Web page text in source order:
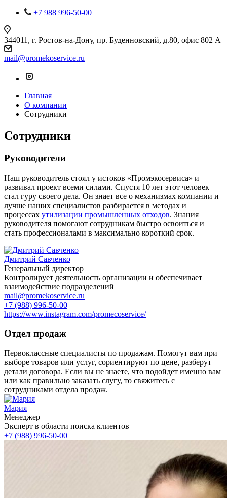
+7 988 996-50-00
344011, г. Ростов-на-Дону, пр. Буденновский, д.80, офис 802 А
mail@promekoservice.ru
Главная
О компании
Сотрудники
Сотрудники
Руководители
Наш руководитель стоял у истоков «Промэкосервиса» и
развивал проект всеми силами. Спустя 10 лет этот человек
стал гуру своего дела. Он знает все о механизмах компании и
лучше наших специалистов разбирается в методах и
процессах утилизации промышленных отходов. Знания
руководителя помогают сотрудникам быстро освоиться и
стать профессионалами в максимально короткий срок.
Дмитрий Савченко
Генеральный директор
Контролирует деятельность организации и обеспечивает
взаимодействие подразделений
mail@promekoservice.ru
+7 (988) 996-50-00
https://www.instagram.com/promecoservice/
Отдел продаж
Первоклассные специалисты по продажам. Помогут вам при
выборе товаров или услуг, сориентируют по цене, разберут
детали договора. Если вы не знаете, что подойдет именно вам
или как правильно заказать слугу, то свяжитесь с
сотрудниками отдела продаж.
Мария
Менеджер
Эксперт в области поиска клиентов
+7 (988) 996-50-00